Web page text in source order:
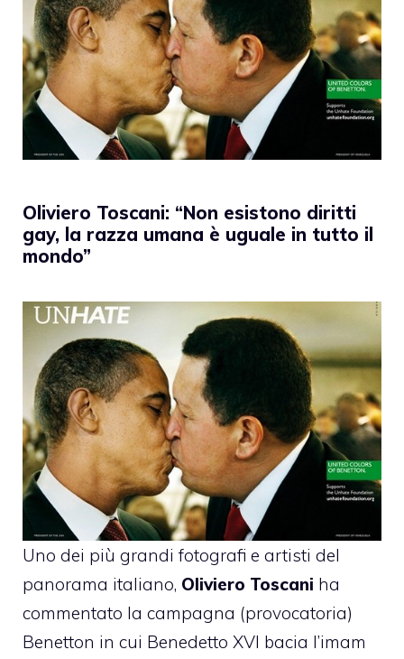
Oliviero Toscani: “Non esistono diritti
gay, la razza umana è uguale in tutto il
mondo”
Uno dei più grandi fotografi e artisti del
panorama italiano, Oliviero Toscani ha
commentato la campagna (provocatoria)
Benetton in cui Benedetto XVI bacia l’imam